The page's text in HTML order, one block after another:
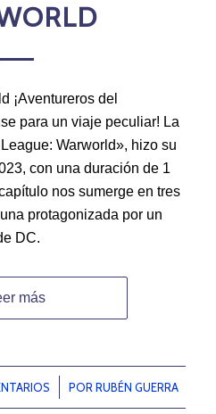
¡Aventureros del
para un viaje peculiar! La
Warworld», hizo su
con una duración de 1
nos sumerge en tres
protagonizada por un
DC.
más
/ POR RUBÉN GUERRA